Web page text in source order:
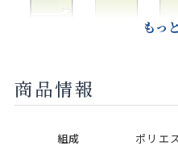
フラットカーハト
2倍ヒダ
クッションカ
もっ
商品情報
組成 ポリエ